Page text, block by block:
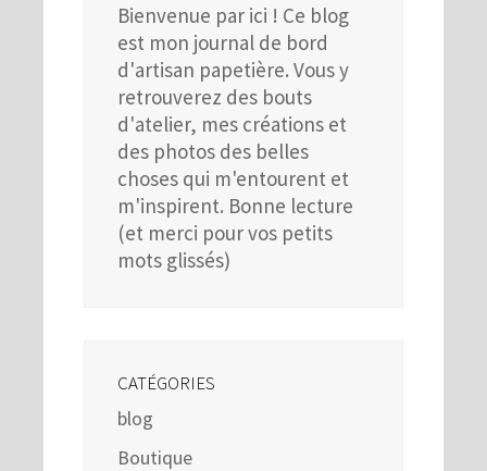
Bienvenue par ici ! Ce blog
est mon journal de bord
d'artisan papetière. Vous y
retrouverez des bouts
d'atelier, mes créations et
des photos des belles
choses qui m'entourent et
m'inspirent. Bonne lecture
(et merci pour vos petits
mots glissés)
CATÉGORIES
blog
Boutique